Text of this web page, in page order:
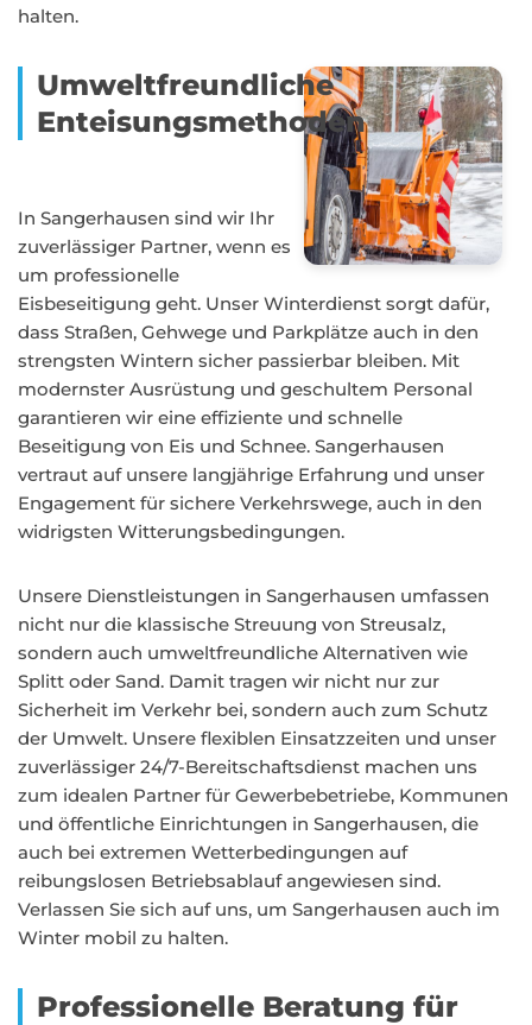
halten.
Umweltfreundliche
Enteisungsmethoden
In Sangerhausen sind wir Ihr
zuverlässiger Partner, wenn es
um professionelle
Eisbeseitigung geht. Unser Winterdienst sorgt dafür,
dass Straßen, Gehwege und Parkplätze auch in den
strengsten Wintern sicher passierbar bleiben. Mit
modernster Ausrüstung und geschultem Personal
garantieren wir eine effiziente und schnelle
Beseitigung von Eis und Schnee. Sangerhausen
vertraut auf unsere langjährige Erfahrung und unser
Engagement für sichere Verkehrswege, auch in den
widrigsten Witterungsbedingungen.
Unsere Dienstleistungen in Sangerhausen umfassen
nicht nur die klassische Streuung von Streusalz,
sondern auch umweltfreundliche Alternativen wie
Splitt oder Sand. Damit tragen wir nicht nur zur
Sicherheit im Verkehr bei, sondern auch zum Schutz
der Umwelt. Unsere flexiblen Einsatzzeiten und unser
zuverlässiger 24/7-Bereitschaftsdienst machen uns
zum idealen Partner für Gewerbebetriebe, Kommunen
und öffentliche Einrichtungen in Sangerhausen, die
auch bei extremen Wetterbedingungen auf
reibungslosen Betriebsablauf angewiesen sind.
Verlassen Sie sich auf uns, um Sangerhausen auch im
Winter mobil zu halten.
Professionelle Beratung für